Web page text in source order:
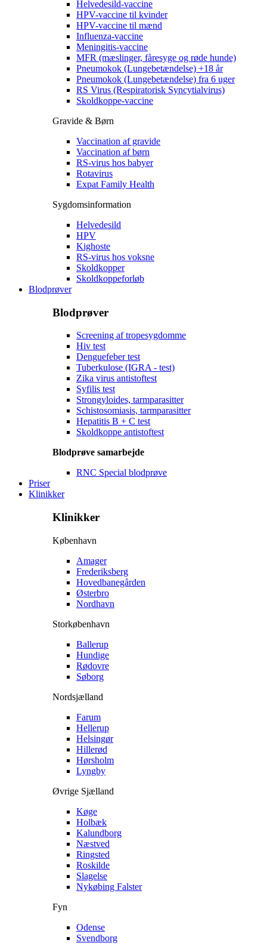
Helvedesild-vaccine
HPV-vaccine til kvinder
HPV-vaccine til mænd
Influenza-vaccine
Meningitis-vaccine
MFR (mæslinger, fåresyge og røde hunde)
Pneumokok (Lungebetændelse) +18 år
Pneumokok (Lungebetændelse) fra 6 uger
RS Virus (Respiratorisk Syncytialvirus)
Skoldkoppe-vaccine
Gravide & Børn
Vaccination af gravide
Vaccination af børn
RS-virus hos babyer
Rotavirus
Expat Family Health
Sygdomsinformation
Helvedesild
HPV
Kighoste
RS-virus hos voksne
Skoldkopper
Skoldkoppeforløb
Blodprøver
Blodprøver
Screening af tropesygdomme
Hiv test
Denguefeber test
Tuberkulose (IGRA - test)
Zika virus antistoftest
Syfilis test
Strongyloides, tarmparasitter
Schistosomiasis, tarmparasitter
Hepatitis B + C test
Skoldkoppe antistoftest
Blodprøve samarbejde
RNC Special blodprøve
Priser
Klinikker
Klinikker
København
Amager
Frederiksberg
Hovedbanegården
Østerbro
Nordhavn
Storkøbenhavn
Ballerup
Hundige
Rødovre
Søborg
Nordsjælland
Farum
Hellerup
Helsingør
Hillerød
Hørsholm
Lyngby
Øvrige Sjælland
Køge
Holbæk
Kalundborg
Næstved
Ringsted
Roskilde
Slagelse
Nykøbing Falster
Fyn
Odense
Svendborg